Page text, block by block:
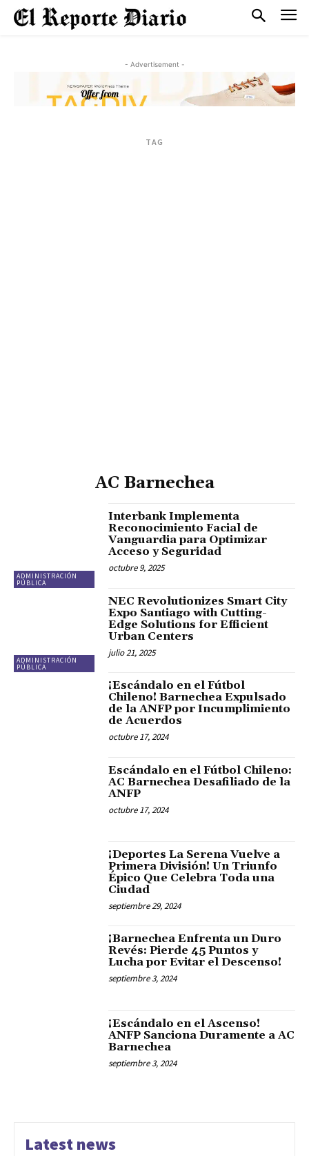
- Advertisement -
TAG
AC Barnechea
ADMINISTRACIÓN
PÚBLICA
Interbank Implementa
Reconocimiento Facial de
Vanguardia para Optimizar
Acceso y Seguridad
octubre 9, 2025
ADMINISTRACIÓN
PÚBLICA
NEC Revolutionizes Smart City
Expo Santiago with Cutting-
Edge Solutions for Efficient
Urban Centers
julio 21, 2025
¡Escándalo en el Fútbol
Chileno! Barnechea Expulsado
de la ANFP por Incumplimiento
de Acuerdos
octubre 17, 2024
Escándalo en el Fútbol Chileno:
AC Barnechea Desafiliado de la
ANFP
octubre 17, 2024
¡Deportes La Serena Vuelve a
Primera División! Un Triunfo
Épico Que Celebra Toda una
Ciudad
septiembre 29, 2024
¡Barnechea Enfrenta un Duro
Revés: Pierde 45 Puntos y
Lucha por Evitar el Descenso!
septiembre 3, 2024
¡Escándalo en el Ascenso!
ANFP Sanciona Duramente a AC
Barnechea
septiembre 3, 2024
Latest news